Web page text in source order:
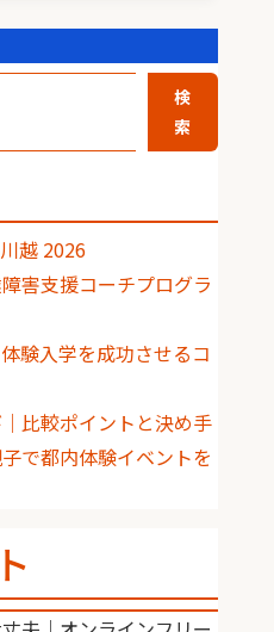
検
索
越 2026
害支援コーチプログラ
験入学を成功させるコ
比較ポイントと決め手
で都内体験イベントを